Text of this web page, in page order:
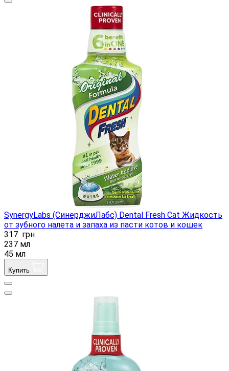
SynergyLabs (СинерджиЛабс) Dental Fresh Cat Жидкость
от зубного налета и запаха из пасти котов и кошек
317 грн
237 мл
45 мл
Купить